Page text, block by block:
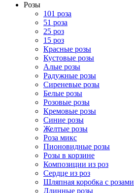
Розы
101 роза
51 роза
25 роз
15 роз
Красные розы
Кустовые розы
Алые розы
Радужные розы
Сиреневые розы
Белые розы
Розовые розы
Кремовые розы
Синие розы
Желтые розы
Роза микс
Пионовидные розы
Розы в корзине
Композиции из роз
Сердце из роз
Шляпная коробка с розами
Длинные розы